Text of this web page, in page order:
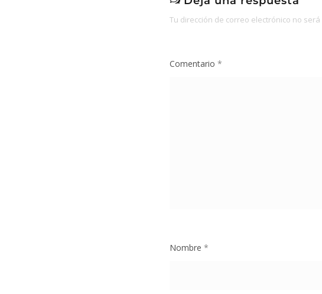
Tu dirección de correo electrónico no
Comentario *
Nombre *